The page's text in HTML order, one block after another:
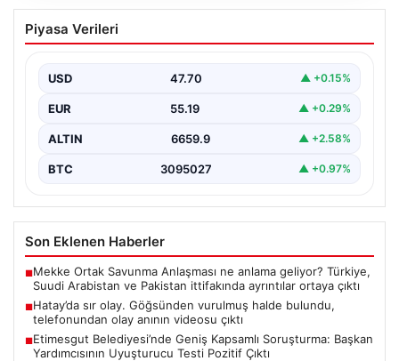
Hatay’da sır olay. Göğsünden vurulmuş
halde bulundu, telefonundan olay anının
{“title”: “Hatay’da Gizemli Olay: Göğsünden Yaralanan
Piyasa Verileri
USD 47.70 ▲ +0.15%
EUR 55.19 ▲ +0.29%
ALTIN 6659.9 ▲ +2.58%
BTC 3095027 ▲ +0.97%
Son Eklenen Haberler
■Mekke Ortak Savunma Anlaşması ne anlama geliyor? Türkiye,
Suudi Arabistan ve Pakistan ittifakında ayrıntılar ortaya çıktı
■Hatay’da sır olay. Göğsünden vurulmuş halde bulundu,
telefonundan olay anının videosu çıktı
■Etimesgut Belediyesi’nde Geniş Kapsamlı Soruşturma: Başkan
Yardımcısının Uyuşturucu Testi Pozitif Çıktı